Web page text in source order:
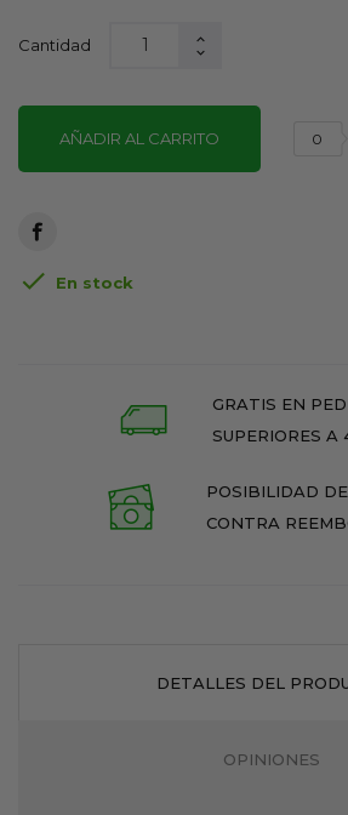
Cantidad
AÑADIR AL CARRITO 0
 En stock
GRATIS EN
SUPERIORES A
POSIBILIDAD
CONTRA
DETALLES DEL
OPINIONES